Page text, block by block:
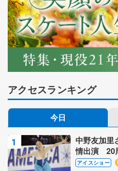
アクセスランキング
今日
中野友加里
情出演 20
ス」 宮本
アイスショー